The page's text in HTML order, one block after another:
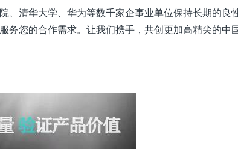
、清华大学、华为等数千家企事业单位保持长期的良
务您的合作需求。让我们携手，共创更加高精尖的中